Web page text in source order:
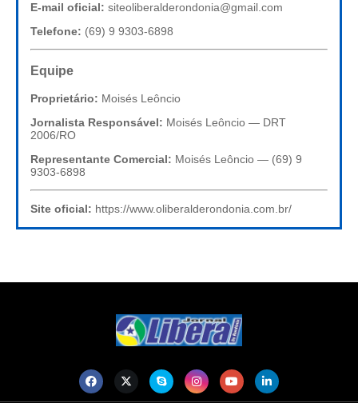
E-mail oficial: siteoliberalderondonia@gmail.com
Telefone: (69) 9 9303-6898
Equipe
Proprietário: Moisés Leôncio
Jornalista Responsável: Moisés Leôncio — DRT
2006/RO
Representante Comercial: Moisés Leôncio — (69) 9
9303-6898
Site oficial: https://www.oliberalderondonia.com.br/